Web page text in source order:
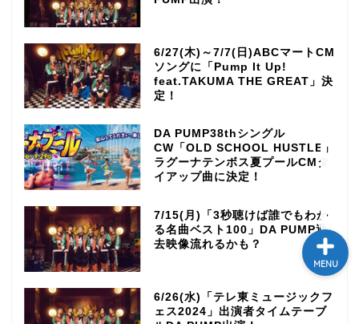
6/27(木)～7/7(日)ABCマートCM
ソングに「Pump It Up!
feat.TAKUMA THE GREAT」決
定！
DA PUMP38thシングル
CW「OLD SCHOOL HUSTLE」
ラグーナテンボス夏プールCMタ
イアップ曲に決定！
7/15(月)「3秒聴けば誰でもわか
る名曲ベスト100」DA PUMP過
去映像流れるかも？
6/26(水)「テレ東ミュージックフ
ェス2024」出演者タイムテーブ
MENU
メゾン・ド・ミュージック
～DA PUMP YORIの晴れ
ライブ・イベント